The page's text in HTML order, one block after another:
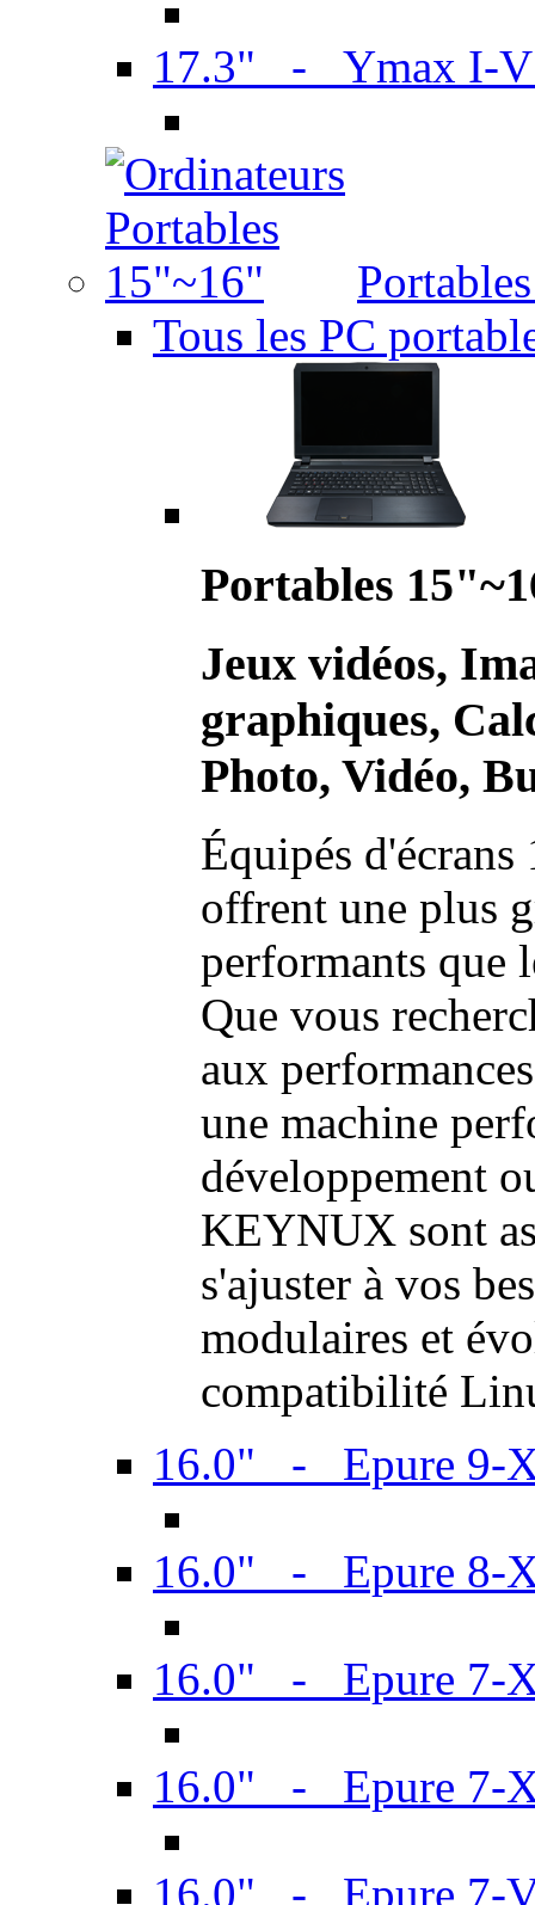
17.3" - Ymax I-
Tous les PC
Portables
Jeux vidéos,
graphiques,
Photo, Vidéo,
Équipés
offrent une plus
performants que
Que vous
aux
une machine
développement
KEYNUX sont
s'ajuster à vos
modulaires et
compatibilité
16.0" - Epure 9-
16.0" - Epure 8-
16.0" - Epure 7-
16.0" - Epure 7-
16.0" - Epure 7-